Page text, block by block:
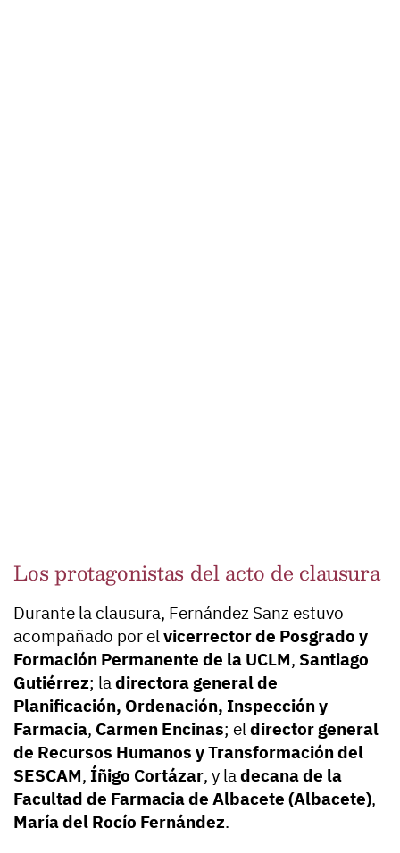
Los protagonistas del acto de clausura
Durante la clausura, Fernández Sanz estuvo
acompañado por elvicerrector de Posgrado y
Formación Permanente de la UCLM, Santiago
Gutiérrez; ladirectora general de
Planificación, Ordenación, Inspección y
Farmacia, Carmen Encinas; eldirector general
de Recursos Humanos y Transformación del
SESCAM, Íñigo Cortázar, y ladecana de la
Facultad de Farmacia de Albacete (Albacete),
María del Rocío Fernández.